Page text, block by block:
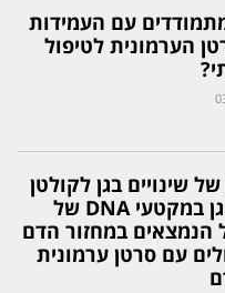
עם העמידות
הערמונית לטיפול
שינויים בגן לקולטן
אנדרוגן במקטעי DNA של
הנמצאים במחזור הדם
עם סרטן ערמונית